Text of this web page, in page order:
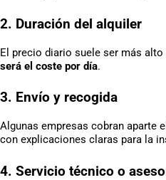
2. Duración del alquiler
El precio diario suele ser más
será el coste por día.
3. Envío y recogida
Algunas empresas cobran aparte
con explicaciones claras para la
4. Servicio técnico o